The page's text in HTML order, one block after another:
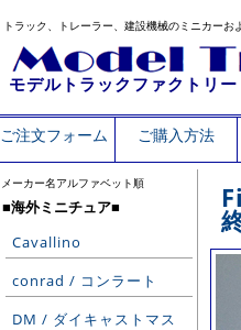
トラック、トレーラー、建設機械のミニカーお
モデルトラックファクトリー
ご注文フォーム ご購入方法
メーカー名アルファベット順
■海外ミニチュア■
Cavallino
conrad / コンラート
DM / ダイキャストマス